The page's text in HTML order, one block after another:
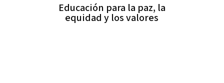
Educación para la paz, la
equidad y los valores